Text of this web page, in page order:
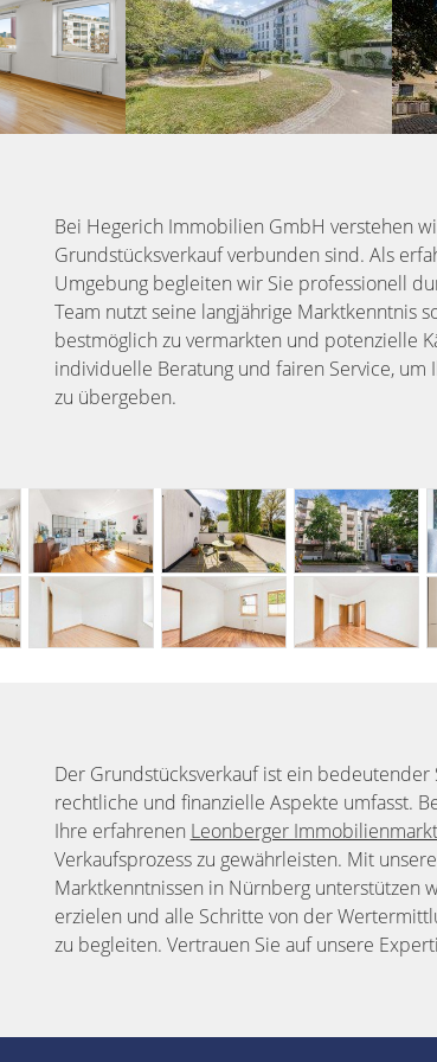
Bei Hegerich Immobilien GmbH verstehen
Grundstücksverkauf verbunden sind. Als
Umgebung begleiten wir Sie professionell
Team nutzt seine langjährige Marktkenntnis
bestmöglich zu vermarkten und potenzielle
individuelle Beratung und fairen Service,
zu übergeben.
Der Grundstücksverkauf ist ein
rechtliche und finanzielle Aspekte umfasst.
Ihre erfahrenen Leonberger
Verkaufsprozess zu gewährleisten. Mit
Marktkenntnissen in Nürnberg unterstützen
erzielen und alle Schritte von der
zu begleiten. Vertrauen Sie auf unsere